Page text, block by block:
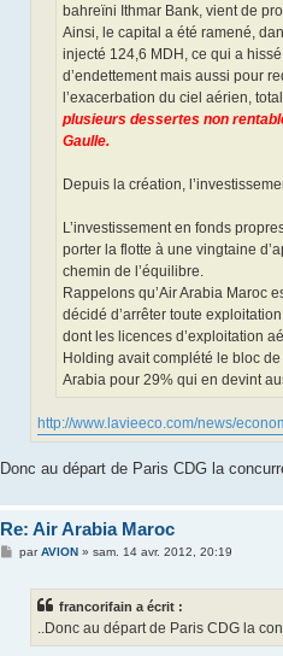
bahreïni Ithmar Bank, vient de
Ainsi, le capital a été ramené,
injecté 124,6 MDH, ce qui a
d’endettement mais aussi pour
l’exacerbation du ciel aérien,
plusieurs dessertes non
Gaulle.
Depuis la création,
L’investissement en fonds
porter la flotte à une vingtaine
chemin de l’équilibre.
Rappelons qu’Air Arabia Maroc
décidé d’arrêter toute
dont les licences d’exploitation
Holding avait complété le bloc
Arabia pour 29% qui en devint
http://www.lavieeco.com/news/
Donc au départ de Paris CDG la
Re: Air Arabia Maroc
MparAVION» sam. 14 avr. 2012, 20:19
francorifain a écrit :
..Donc au départ de Paris CDG la